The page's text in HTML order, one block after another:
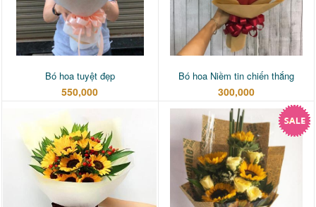
Bó hoa tuyệt đẹp
550,000
Bó hoa Niềm tin chiến thắng
300,000